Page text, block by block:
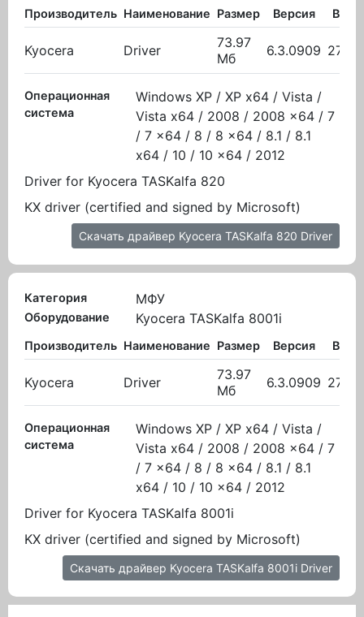
Производитель Наименование Размер Версия
Kyocera Driver
73.97
Мб
6.3.0909
Операционная
система
Windows XP / XP x64 / Vista /
Vista x64 / 2008 / 2008 x64 / 7
/ 7 x64 / 8 / 8 x64 / 8.1 / 8.1
x64 / 10 / 10 x64 / 2012
Driver for Kyocera TASKalfa 820
KX driver (certified and signed by Microsoft)
Скачать драйвер Kyocera TASKalfa 820 Driver
Категория МФУ
Оборудование Kyocera TASKalfa 8001i
Производитель Наименование Размер Версия
Kyocera Driver
73.97
Мб
6.3.0909
Операционная
система
Windows XP / XP x64 / Vista /
Vista x64 / 2008 / 2008 x64 / 7
/ 7 x64 / 8 / 8 x64 / 8.1 / 8.1
x64 / 10 / 10 x64 / 2012
Driver for Kyocera TASKalfa 8001i
KX driver (certified and signed by Microsoft)
Скачать драйвер Kyocera TASKalfa 8001i Driver